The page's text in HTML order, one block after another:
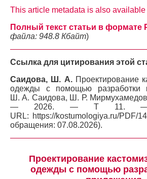
This article metadata is also
Полный текст статьи в формате
файла: 948.8 Кбайт)
Ссылка для цитирования этой
Саидова, Ш. А.Проектирование
одежды с помощью разработки
Ш. А. Саидова, Ш. Р.
— 2026. — Т
URL: https://kostumologiya.ru/PDF/
обращения: 07.08.2026).
Проектирование
одежды с помощью